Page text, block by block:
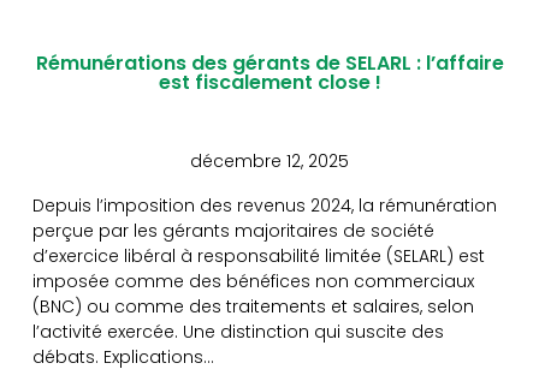
Rémunérations des gérants de SELARL : l’affaire
est fiscalement close !
décembre 12, 2025
Depuis l’imposition des revenus 2024, la rémunération
perçue par les gérants majoritaires de société
d’exercice libéral à responsabilité limitée (SELARL) est
imposée comme des bénéfices non commerciaux
(BNC) ou comme des traitements et salaires, selon
l’activité exercée. Une distinction qui suscite des
débats. Explications…